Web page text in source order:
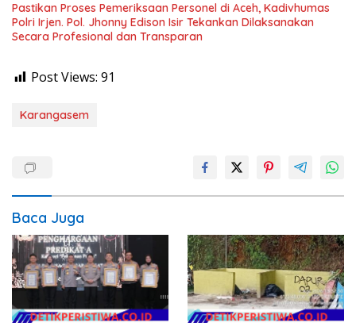
Pastikan Proses Pemeriksaan Personel di Aceh, Kadivhumas
Polri Irjen. Pol. Jhonny Edison Isir Tekankan Dilaksanakan
Secara Profesional dan Transparan
Post Views: 91
Karangasem
Baca Juga